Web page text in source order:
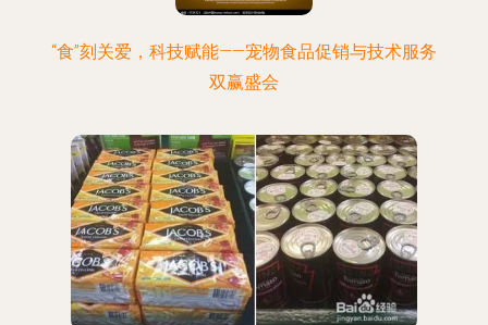
“食”刻关爱，科技赋能——宠物食品促销与技术服务
双赢盛会